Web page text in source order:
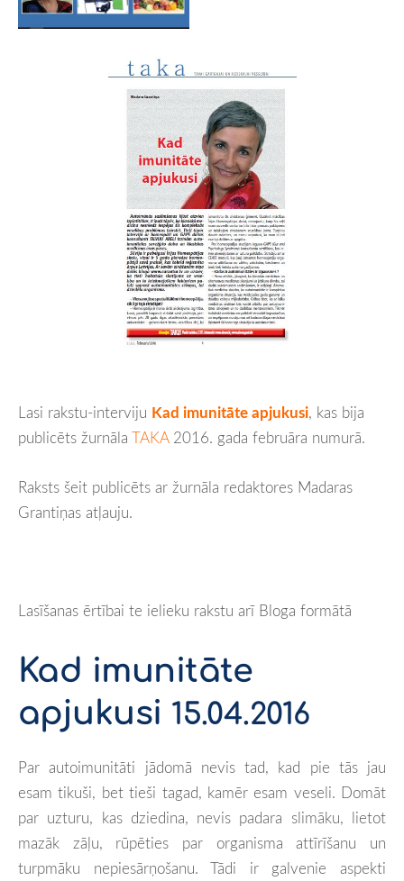
Lasi rakstu-interviju Kad imunitāte apjukusi, kas bija
publicēts žurnāla TAKA 2016. gada februāra numurā.
Raksts šeit publicēts ar žurnāla redaktores Madaras
Grantiņas atļauju.
Lasīšanas ērtībai te ielieku rakstu arī Bloga formātā
Kad imunitāte
apjukusi 15.04.2016
Par autoimunitāti jādomā nevis tad, kad pie tās jau
esam tikuši, bet tieši tagad, kamēr esam veseli. Domāt
par uzturu, kas dziedina, nevis padara slimāku, lietot
mazāk zāļu, rūpēties par organisma attīrīšanu un
turpmāku nepiesārņošanu. Tādi ir galvenie aspekti